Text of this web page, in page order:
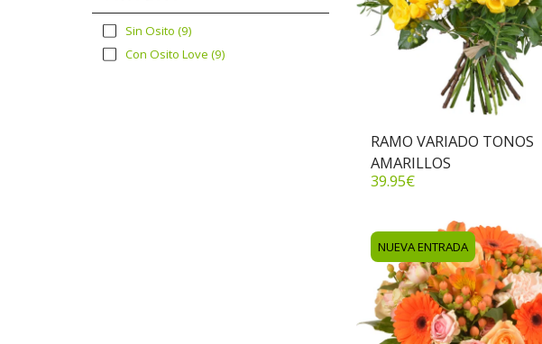
Sin Osito (9)
Con Osito Love (9)
RAMO VARIADO TONOS
AMARILLOS
39.95€
NUEVA ENTRADA